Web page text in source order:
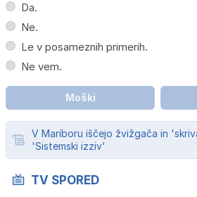
Da.
Ne.
Le v posameznih primerih.
Ne vem.
Moški
V Mariboru iščejo žvižgača in
'Sistemski izziv'
TV SPORED